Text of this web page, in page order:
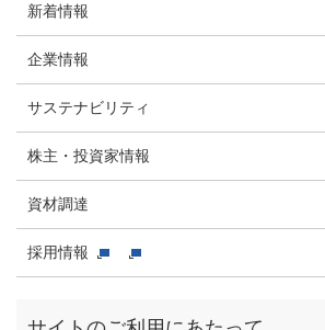
新着情報
企業情報
サステナビリティ
株主・投資家情報
資材調達
採用情報